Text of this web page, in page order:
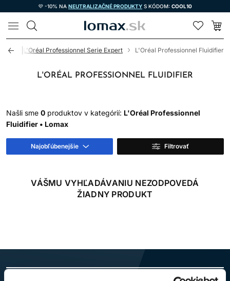
💜 -10% NA NEUTRALIZAČNÉ PRODUKTY S KÓDOM: COOL10
LOMAX
L'Oréal Professionnel Serie Expert L'Oréal Professionnel Fluidifier
L'ORÉAL PROFESSIONNEL FLUIDIFIER
Našli sme 0 produktov v kategórií: L'Oréal Professionnel
Fluidifier • Lomax
Najobľúbenejšie Filtrovať
VÁŠMU VYHĽADÁVANIU NEZODPOVEDÁ
ŽIADNY PRODUKT